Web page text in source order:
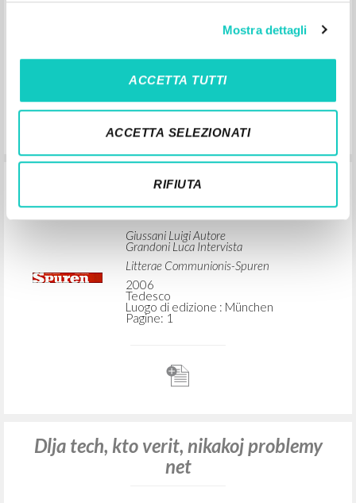
Mostra dettagli
ACCETTA TUTTI
ACCETTA SELEZIONATI
RIFIUTA
Pagine: 1
Für den, der glaubt, kein Problem
Giussani Luigi Autore
Grandoni Luca Intervista
Litterae Communionis-Spuren
2006
Tedesco
Luogo di edizione : München
Pagine: 1
Dlja tech, kto verit, nikakoj problemy
net